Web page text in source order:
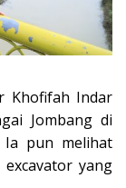
Khofifah Indar
Jombang di
Ia pun melihat
yang